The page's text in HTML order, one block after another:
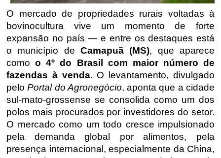
O mercado de propriedades rurais voltadas à
bovinocultura vive um momento de forte
expansão no país — e entre os destaques está
o município de Camapuã (MS), que aparece
comoo 4º do Brasil com maior número de
fazendas à venda. O levantamento, divulgado
peloPortal do Agronegócio, aponta que a cidade
sul-mato-grossense se consolida como um dos
polos mais procurados por investidores do setor.
O mercado como um todo cresce impulsionado
pela demanda global por alimentos, pela
presença internacional, especialmente da China,